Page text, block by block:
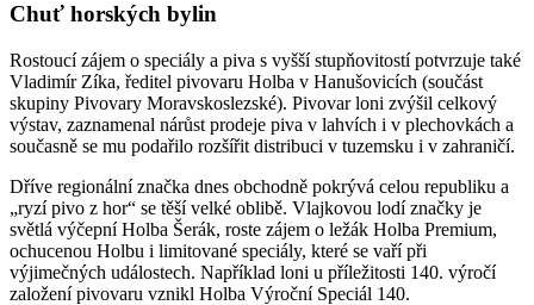
Chuť horských bylin
Rostoucí zájem o speciály a piva s vyšší stupňovitostí potvrzuje také
Vladimír Zíka, ředitel pivovaru Holba v Hanušovicích (součást
skupiny Pivovary Moravskoslezské). Pivovar loni zvýšil celkový
výstav, zaznamenal nárůst prodeje piva v lahvích i v plechovkách a
současně se mu podařilo rozšířit distribuci v tuzemsku i v zahraničí.
Dříve regionální značka dnes obchodně pokrývá celou republiku a
„ryzí pivo z hor“ se těší velké oblibě. Vlajkovou lodí značky je
světlá výčepní Holba Šerák, roste zájem o ležák Holba Premium,
ochucenou Holbu i limitované speciály, které se vaří při
výjimečných událostech. Například loni u příležitosti 140. výročí
založení pivovaru vznikl Holba Výroční Speciál 140.